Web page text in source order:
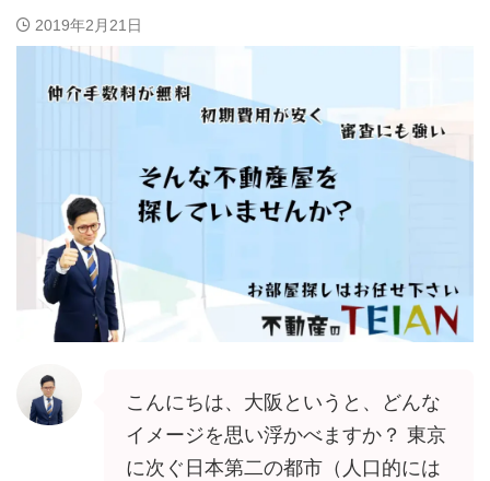
2019年2月21日
こんにちは、大阪というと、どんな
イメージを思い浮かべますか？ 東京
に次ぐ日本第二の都市（人口的には